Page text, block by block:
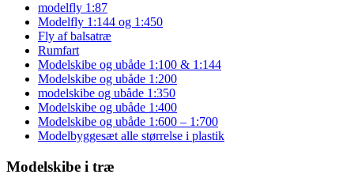
modelfly 1:87
Modelfly 1:144 og 1:450
Fly af balsatræ
Rumfart
Modelskibe og ubåde 1:100 & 1:144
Modelskibe og ubåde 1:200
modelskibe og ubåde 1:350
Modelskibe og ubåde 1:400
Modelskibe og ubåde 1:600 – 1:700
Modelbyggesæt alle størrelse i plastik
Modelskibe i træ